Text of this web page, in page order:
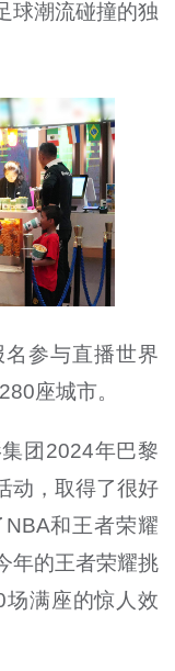
球潮流碰撞的独
参与直播世界
座城市。
团2024年巴黎
动，取得了很好
和王者荣耀
年的王者荣耀挑
满座的惊人效